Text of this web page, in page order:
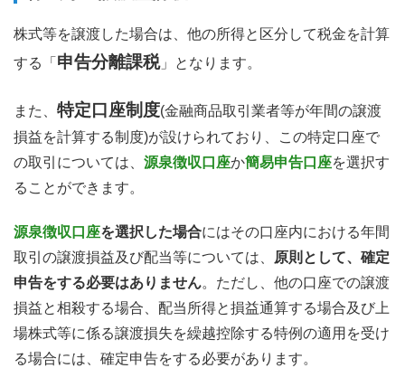
株式等を譲渡した場合は、他の所得と区分して税金を計算
する「 申告分離課税」となります。
また、 特定口座制度(金融商品取引業者等が年間の譲渡
損益を計算する制度)が設けられており、この特定口座で
の取引については、 源泉徴収口座か簡易申告口座を選択す
ることができます。
源泉徴収口座を選択した場合にはその口座内における年間
取引の譲渡損益及び配当等については、
原則として、確定
申告をする必要はありません。ただし、他の口座での譲渡
損益と相殺する場合、配当所得と損益通算する場合及び上
場株式等に係る譲渡損失を繰越控除する特例の適用を受け
る場合には、確定申告をする必要があります。